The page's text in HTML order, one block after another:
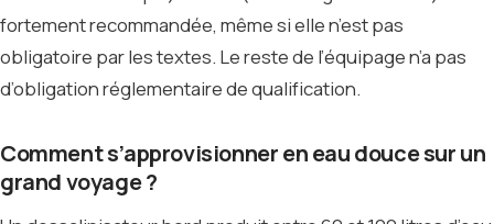
fortement recommandée, même si elle n’est pas
obligatoire par les textes. Le reste de l’équipage n’a pas
d’obligation réglementaire de qualification.
Comment s’approvisionner en eau douce sur un
grand voyage ?